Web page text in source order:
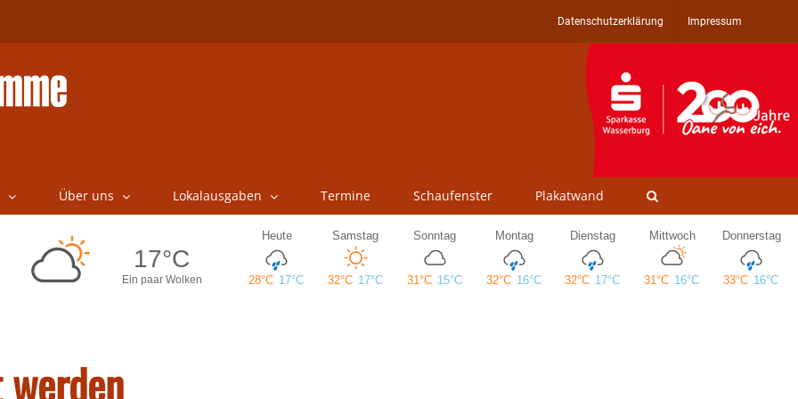
Datenschutzerklärung Impressum
Über uns Lokalausgaben Termine Schaufenster Plakatwand